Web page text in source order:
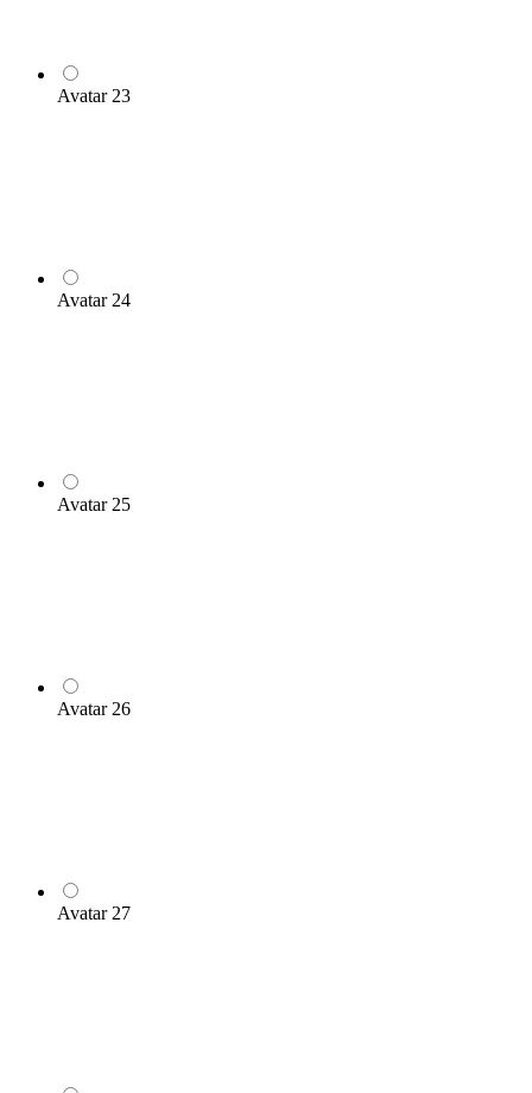
Avatar 23
Avatar 24
Avatar 25
Avatar 26
Avatar 27